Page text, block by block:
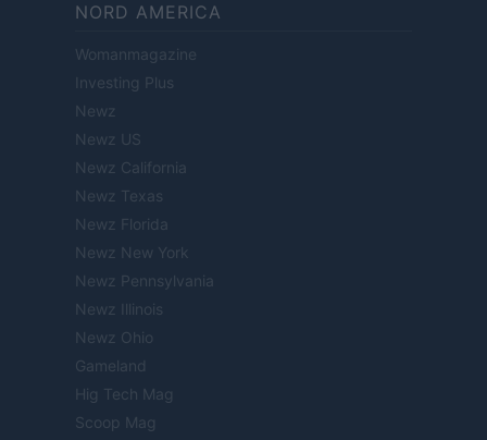
NORD AMERICA
Womanmagazine
Investing Plus
Newz
Newz US
Newz California
Newz Texas
Newz Florida
Newz New York
Newz Pennsylvania
Newz Illinois
Newz Ohio
Gameland
Hig Tech Mag
Scoop Mag